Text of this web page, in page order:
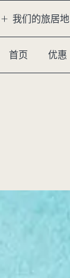
我们的旅居地
首页 优惠